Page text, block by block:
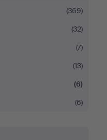
(369)
(32)
(7)
(13)
(6)
(6)